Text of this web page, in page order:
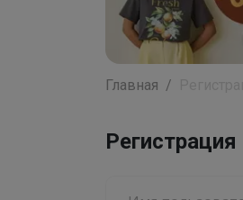
Главная
Регистрация